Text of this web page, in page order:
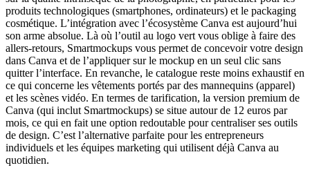
produits technologiques (smartphones, ordinateurs) et le packaging
cosmétique. L’intégration avec l’écosystème Canva est aujourd’hui
son arme absolue. Là où l’outil au logo vert vous oblige à faire des
allers-retours, Smartmockups vous permet de concevoir votre design
dans Canva et de l’appliquer sur le mockup en un seul clic sans
quitter l’interface. En revanche, le catalogue reste moins exhaustif en
ce qui concerne les vêtements portés par des mannequins (apparel)
et les scènes vidéo. En termes de tarification, la version premium de
Canva (qui inclut Smartmockups) se situe autour de 12 euros par
mois, ce qui en fait une option redoutable pour centraliser ses outils
de design. C’est l’alternative parfaite pour les entrepreneurs
individuels et les équipes marketing qui utilisent déjà Canva au
quotidien.